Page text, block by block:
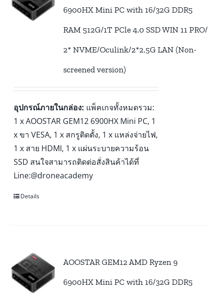
6900HX Mini PC with 16/32G DDR5
RAM 512G/1T PCle 4.0 SSD WIN 11 PRO/
2* NVME/Oculink/2*2.5G LAN (Non-
screened version)
อุปกรณ์ภายในกล่อง: แพ็คเกจทั้งหมดรวม:
1 x AOOSTAR GEM12 6900HX Mini PC, 1
x ขา VESA, 1 x สกรูติดตั้ง, 1 x แหล่งจ่ายไฟ,
1 x สาย HDMI, 1 x แผ่นระบายความร้อน
SSD สนใจสามารถติดต่อสั่งสินค้าได้ที่
Line:@droneacademy
Details
AOOSTAR GEM12 AMD Ryzen 9
6900HX Mini PC with 16/32G DDR5